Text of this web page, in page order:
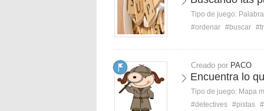
Tipo de juego:
#ordenar #buscar
Creado por PACO
Encuentra lo
Tipo de juego: Mapa
#detectives #pistas